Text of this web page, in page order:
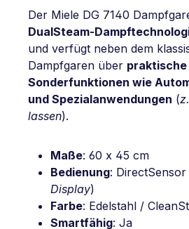
Der Miele DG 7140
DualSteam-
und verfügt neben dem
Dampfgaren über praktische
Sonderfunktionen wie
und Spezialanwendungen (
lassen).
Maße: 60 x 45 cm
Bedienung: DirectSensor
Display)
Farbe: Edelstahl /
Smartfähig: Ja